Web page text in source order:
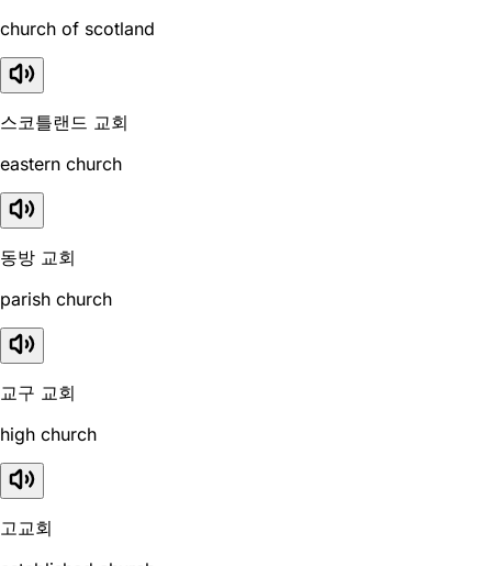
church of scotland
스코틀랜드 교회
eastern church
동방 교회
parish church
교구 교회
high church
고교회